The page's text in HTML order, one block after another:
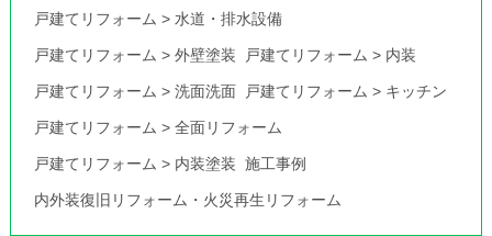
戸建てリフォーム >水道・排水設備
戸建てリフォーム >外壁塗装 戸建てリフォーム > 内装
戸建てリフォーム >洗面洗面 戸建てリフォーム > キッチン
戸建てリフォーム >全面リフォーム
戸建てリフォーム > 内装塗装 施工事例
内外装復旧リフォーム・火災再生リフォーム